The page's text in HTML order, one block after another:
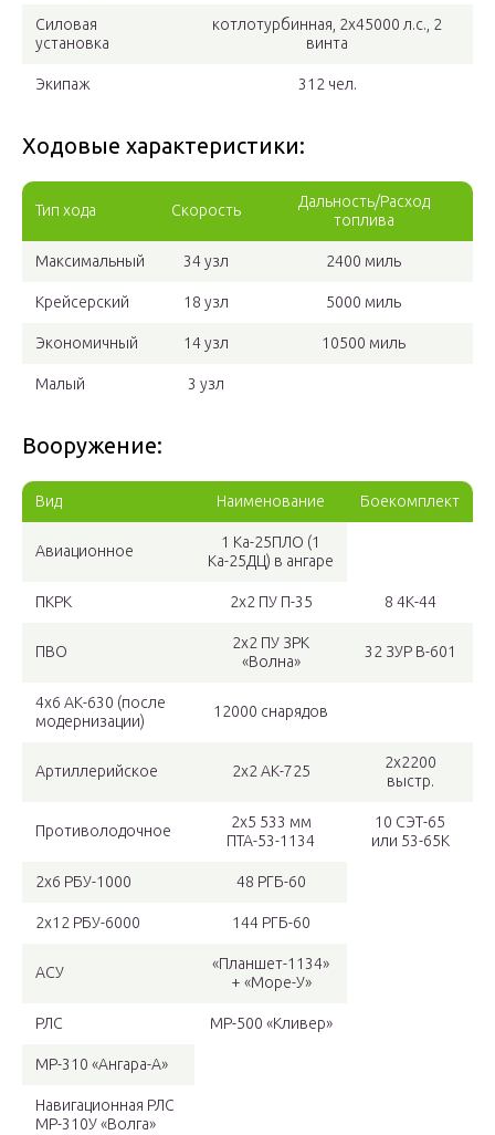
Силовая
установка
котлотурбинная, 2х45000 л.с., 2
винта
Экипаж 312 чел.
Ходовые характеристики:
Тип хода Скорость
Дальность/Расход
топлива
Максимальный 34 узл 2400 миль
Крейсерский 18 узл 5000 миль
Экономичный 14 узл 10500 миль
Малый 3 узл
Вооружение:
Вид Наименование Боекомплект
Авиационное
1 Ка-25ПЛО (1
Ка-25ДЦ) в ангаре
ПКРК 2х2 ПУ П-35 8 4К-44
ПВО
2х2 ПУ ЗРК
«Волна»
32 ЗУР В-601
4х6 АК-630 (после
модернизации)
12000 снарядов
Артиллерийское 2х2 АК-725
2х2200
выстр.
Противолодочное
2х5 533 мм
ПТА-53-1134
10 СЭТ-65
или 53-65К
2х6 РБУ-1000 48 РГБ-60
2х12 РБУ-6000 144 РГБ-60
АСУ
«Планшет-1134»
+ «Море-У»
РЛС MP-500 «Кливер»
МР-310 «Ангара-А»
Навигационная РЛС
МР-310У «Волга»